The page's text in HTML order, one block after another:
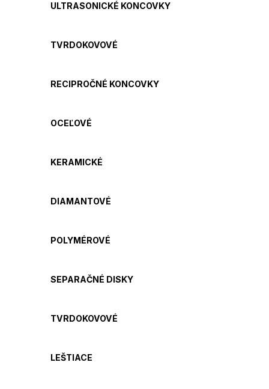
ULTRASONICKÉ KONCOVKY
TVRDOKOVOVÉ
RECIPROČNÉ KONCOVKY
OCEĽOVÉ
KERAMICKÉ
DIAMANTOVÉ
POLYMÉROVÉ
SEPARAČNÉ DISKY
TVRDOKOVOVÉ
LEŠTIACE